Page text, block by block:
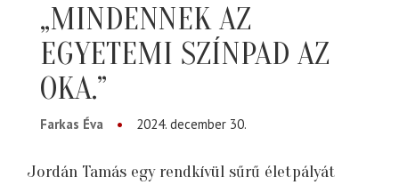
„MINDENNEK AZ
EGYETEMI SZÍNPAD AZ
OKA.”
Farkas Éva 2024. december 30.
Jordán Tamás egy rendkívül sűrű életpályát